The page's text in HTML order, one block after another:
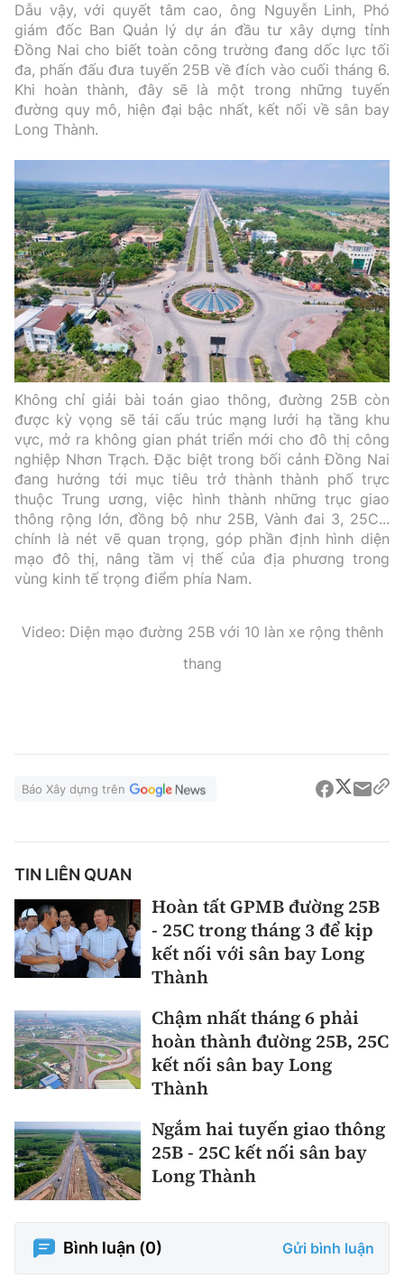
Dẫu vậy, với quyết tâm cao, ông Nguyễn Linh, Phó
giám đốc Ban Quản lý dự án đầu tư xây dựng tỉnh
Đồng Nai cho biết toàn công trường đang dốc lực tối
đa, phấn đấu đưa tuyến 25B về đích vào cuối tháng 6.
Khi hoàn thành, đây sẽ là một trong những tuyến
đường quy mô, hiện đại bậc nhất, kết nối về sân bay
Long Thành.
Không chỉ giải bài toán giao thông, đường 25B còn
được kỳ vọng sẽ tái cấu trúc mạng lưới hạ tầng khu
vực, mở ra không gian phát triển mới cho đô thị công
nghiệp Nhơn Trạch.Đặc biệt trong bối cảnh Đồng Nai
đang hướng tới mục tiêu trở thành thành phố trực
thuộc Trung ương, việc hình thành những trục giao
thông rộng lớn, đồng bộ như 25B, Vành đai 3, 25C...
chính là nét vẽ quan trọng, góp phần định hình diện
mạo đô thị, nâng tầm vị thế của địa phương trong
vùng kinh tế trọng điểm phía Nam.
Video: Diện mạo đường 25B với 10 làn xe rộng thênh
thang
Báo Xây dựng trên
TIN LIÊN QUAN
Hoàn tất GPMB đường 25B
- 25C trong tháng 3 để kịp
kết nối với sân bay Long
Thành
Chậm nhất tháng 6 phải
hoàn thành đường 25B, 25C
kết nối sân bay Long
Thành
Ngắm hai tuyến giao thông
25B - 25C kết nối sân bay
Long Thành
Bình luận (0) Gửi bình luận